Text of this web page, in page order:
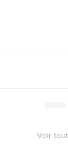
Voir tout